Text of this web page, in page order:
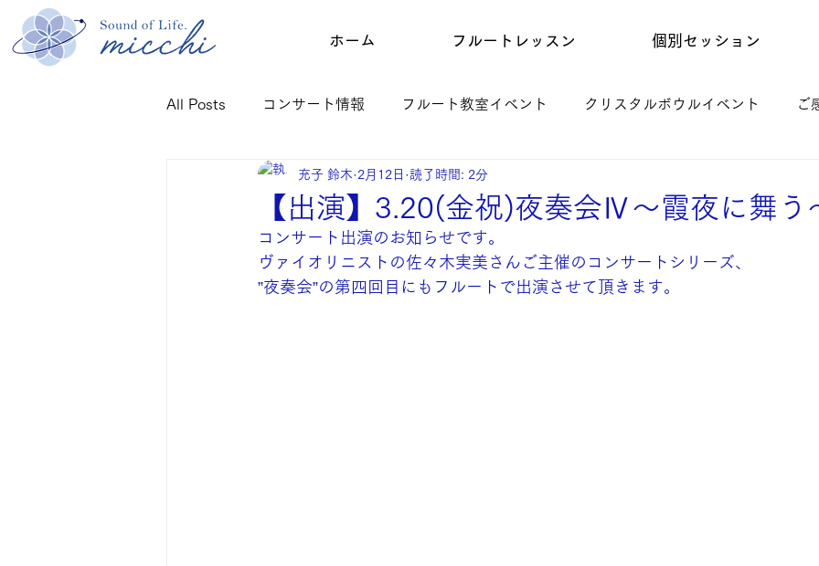
ホーム フルートレッスン 個別セッション
All Posts コンサート情報 フルート教室イベント クリスタルボウルイベント ご
ご感想：クリスタルボウル
【出演】3.20(金祝)夜奏会Ⅳ〜霞夜に舞う
充子 鈴木 2月12日 読了時間: 2分
コンサート出演のお知らせです。
ヴァイオリニストの佐々木実美さんご主催のコンサートシリーズ、
”夜奏会”の第四回目にもフルートで出演させて頂きます。